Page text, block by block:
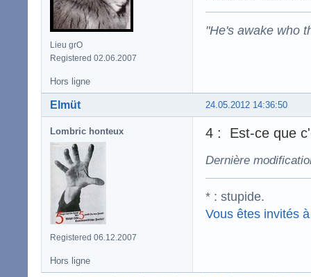
Lieu grO
Registered 02.06.2007
"He's awake who
Hors ligne
24.05.2012 14:36:50
Elmüt
Lombric honteux
Registered 06.12.2007
4 : Est-ce que
Dernière
* : stupide.
Vous êtes invités
Hors ligne